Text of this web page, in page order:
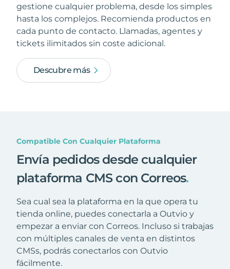
gestione cualquier problema, desde los simples
hasta los complejos. Recomienda productos en
cada punto de contacto. Llamadas, agentes y
tickets ilimitados sin coste adicional.
Descubre más
Compatible Con Cualquier Plataforma
Envía pedidos desde cualquier
plataforma CMS con Correos.
Sea cual sea la plataforma en la que opera tu
tienda online, puedes conectarla a Outvio y
empezar a enviar con Correos. Incluso si trabajas
con múltiples canales de venta en distintos
CMSs, podrás conectarlos con Outvio
fácilmente.